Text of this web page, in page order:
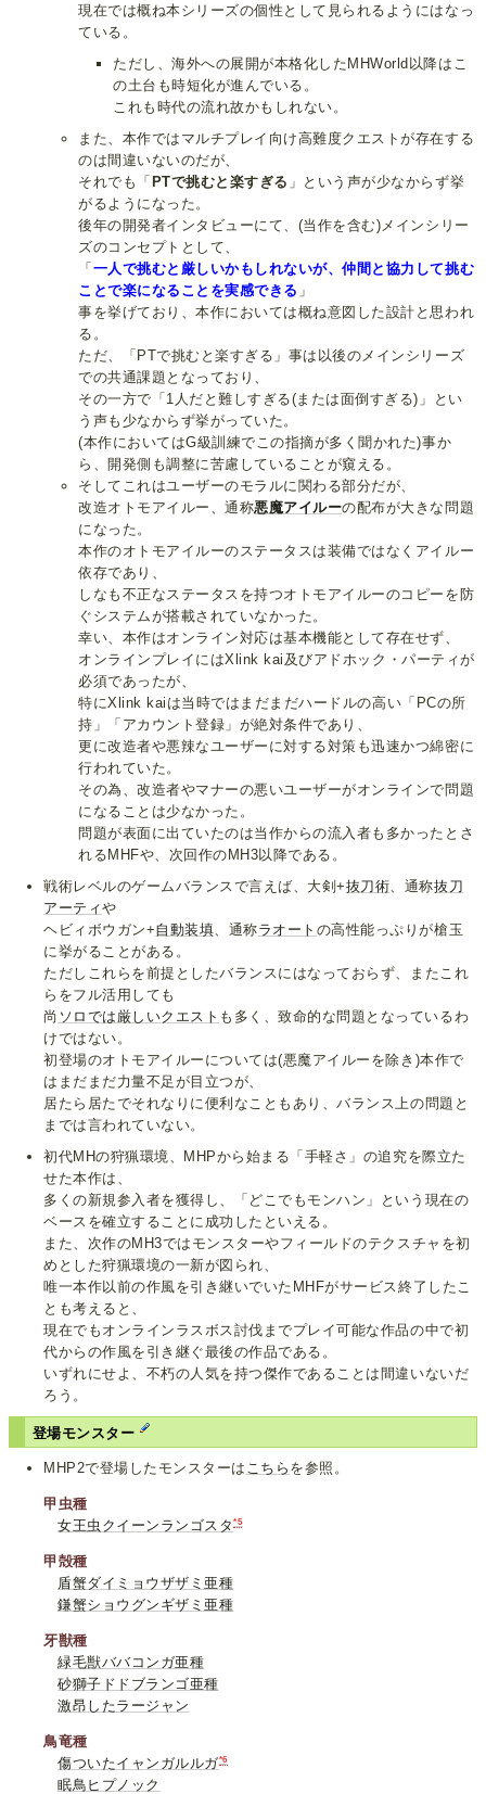
現在では概ね本シリーズの個性として見られるようにはなっ
ている。
ただし、海外への展開が本格化したMHWorld以降はこ
の土台も時短化が進んでいる。
これも時代の流れ故かもしれない。
また、本作ではマルチプレイ向け高難度クエストが存在する
のは間違いないのだが、
それでも「 PTで挑むと楽すぎる 」という声が少なからず挙
がるようになった。
後年の開発者インタビューにて、(当作を含む)メインシリー
ズのコンセプトとして、
「 一人で挑むと厳しいかもしれないが、仲間と協力して挑む
ことで楽になることを実感できる 」
事を挙げており、本作においては概ね意図した設計と思われ
る。
ただ、「PTで挑むと楽すぎる」事は以後のメインシリーズ
での共通課題となっており、
その一方で「1人だと難しすぎる(または面倒すぎる)」とい
う声も少なからず挙がっていた。
(本作においてはG級訓練でこの指摘が多く聞かれた)事か
ら、開発側も調整に苦慮していることが窺える。
そしてこれはユーザーのモラルに関わる部分だが、
改造オトモアイルー、通称悪魔アイルーの配布が大きな問題
になった。
本作のオトモアイルーのステータスは装備ではなくアイルー
依存であり、
しなも不正なステータスを持つオトモアイルーのコピーを防
ぐシステムが搭載されていなかった。
幸い、本作はオンライン対応は基本機能として存在せず、
オンラインプレイにはXlink kai及びアドホック・パーティが
必須であったが、
特にXlink kaiは当時ではまだまだハードルの高い「PCの所
持」「アカウント登録」が絶対条件であり、
更に改造者や悪辣なユーザーに対する対策も迅速かつ綿密に
行われていた。
その為、改造者やマナーの悪いユーザーがオンラインで問題
になることは少なかった。
問題が表面に出ていたのは当作からの流入者も多かったとさ
れるMHFや、次回作のMH3以降である。
戦術レベルのゲームバランスで言えば、大剣+抜刀術 、通称抜刀
アーティや
ヘビィボウガン+自動装填 、通称ラオート の高性能っぷりが槍玉
に挙がることがある。
ただしこれらを前提としたバランスにはなっておらず、またこれ
らをフル活用しても
尚 ソロでは 厳しいクエスト も多く、致命的な問題となっているわ
けではない。
初登場のオトモアイルーについては(悪魔アイルーを除き)本作で
はまだまだ力量不足が目立つが、
居たら居たでそれなりに便利なこともあり、バランス上の問題と
までは言われていない。
初代MHの狩猟環境、MHPから始まる「手軽さ」の追究を際立た
せた本作は、
多くの新規参入者を獲得し、「どこでもモンハン」という現在の
ベースを確立することに成功したといえる。
また、次作のMH3ではモンスターやフィールドのテクスチャを初
めとした狩猟環境の一新が図られ、
唯一本作以前の作風を引き継いでいたMHFがサービス終了したこ
とも考えると、
現在でもオンラインラスボス討伐までプレイ可能な作品の中で初
代からの作風を引き継ぐ最後の作品である。
いずれにせよ、不朽の人気を持つ傑作であることは間違いないだ
ろう。
登場モンスター
MHP2で登場したモンスターは こちら を参照。
甲虫種
女王虫クイーンランゴスタ*5
甲殻種
盾蟹ダイミョウザザミ亜種
鎌蟹ショウグンギザミ亜種
牙獣種
緑毛獣ババコンガ亜種
砂獅子ドドブランゴ亜種
激昂したラージャン
鳥竜種
傷ついたイャンガルルガ*6
眠鳥ヒプノック